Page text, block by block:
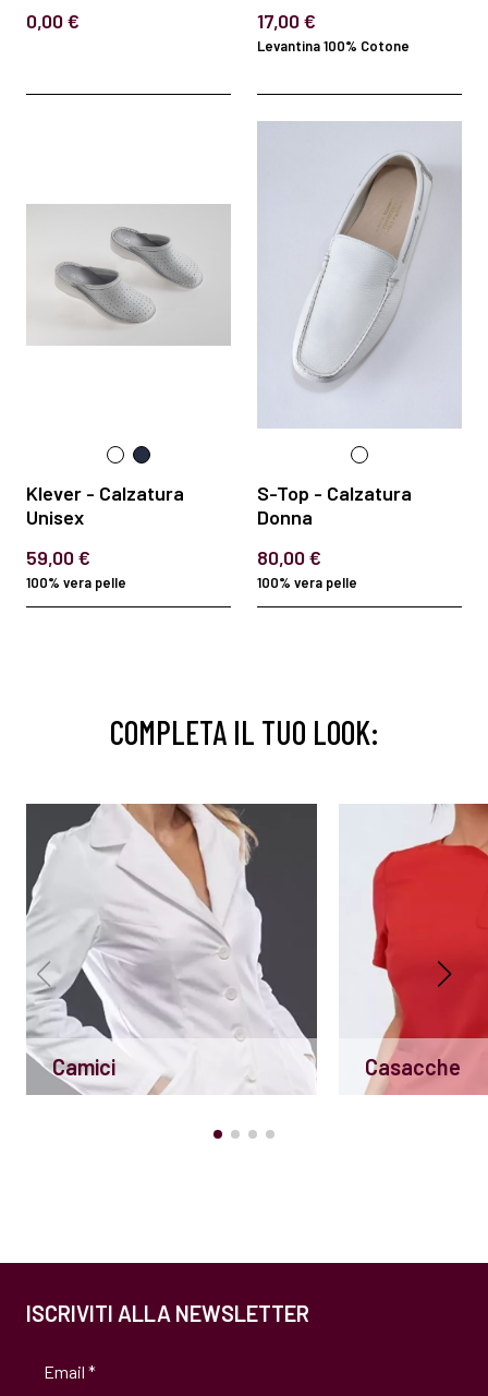
0,00 €
17,00 €
Levantina 100% Cotone
Klever - Calzatura
Unisex
59,00 €
100% vera pelle
S-Top - Calzatura
Donna
80,00 €
100% vera pelle
COMPLETA IL TUO LOOK:
Camici Casacche
ISCRIVITI ALLA NEWSLETTER